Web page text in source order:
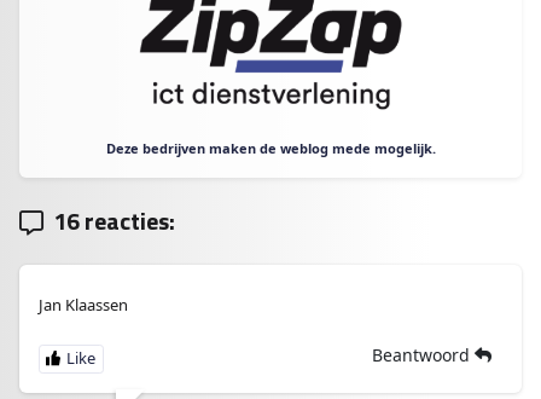
Deze bedrijven maken de weblog mede mogelijk.
16 reacties:
Jan Klaassen
Beantwoord